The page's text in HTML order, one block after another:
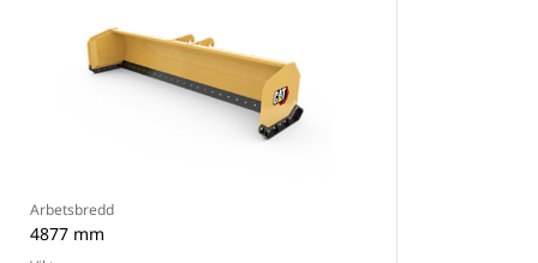
Arbetsbredd
4877 mm